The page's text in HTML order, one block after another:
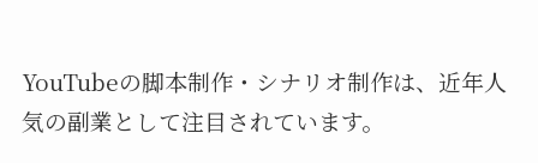
YouTubeの脚本制作・シナリオ制作は、近年人
気の副業として注目されています。